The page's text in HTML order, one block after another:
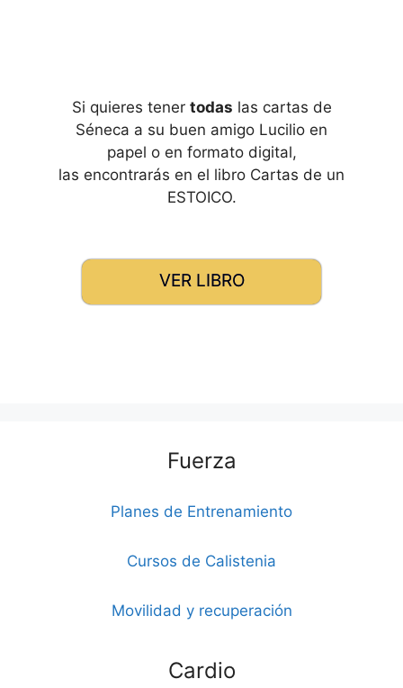
Si quieres tener todas las cartas de
Séneca a su buen amigo Lucilio en
papel o en formato digital,
las encontrarás en el libro Cartas de un
ESTOICO.
VER LIBRO
Fuerza
Planes de Entrenamiento
Cursos de Calistenia
Movilidad y recuperación
Cardio